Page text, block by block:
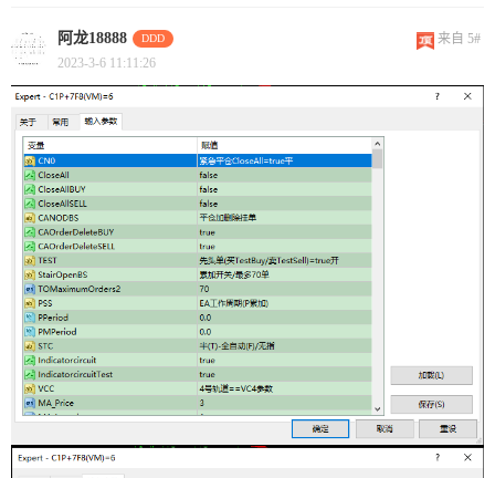
阿龙18888 DDD
来自 5#
2023-3-6 11:11:26